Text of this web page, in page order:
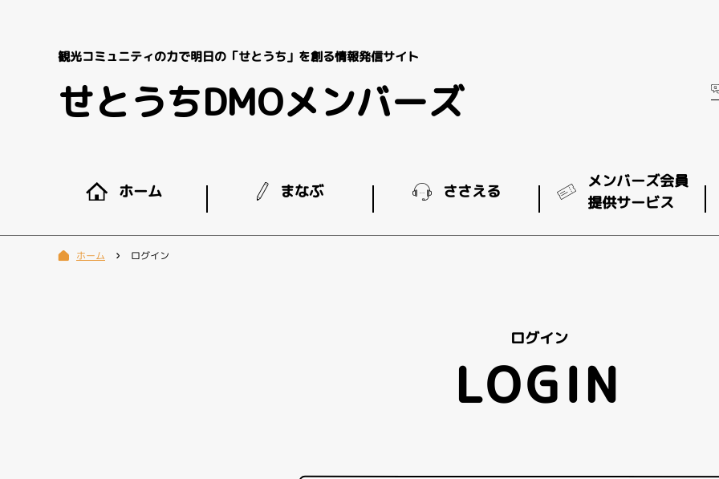
観光コミュニティの力で明日の「せとうち」を創る情報発信サイト
せとうちDMOメンバーズ
ホーム まなぶ ささえる
メンバーズ会員
提供サービス
ホーム ログイン
ログイン
LOGIN